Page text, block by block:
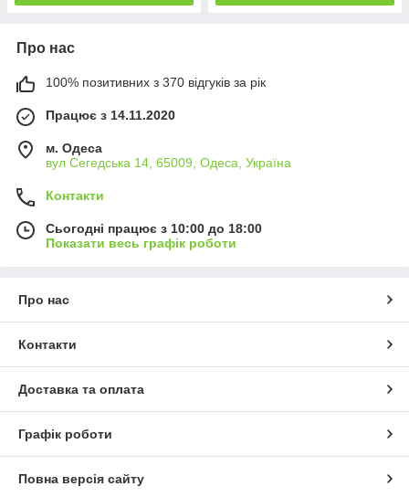
Про нас
100% позитивних з 370 відгуків за рік
Працює з 14.11.2020
м. Одеса
вул Сегедська 14, 65009, Одеса, Україна
Контакти
Сьогодні працює з 10:00 до 18:00
Показати весь графік роботи
Про нас
Контакти
Доставка та оплата
Графік роботи
Повна версія сайту